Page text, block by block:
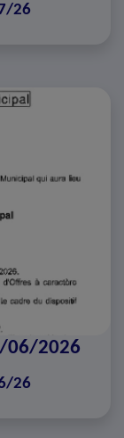
26
06/2026
26